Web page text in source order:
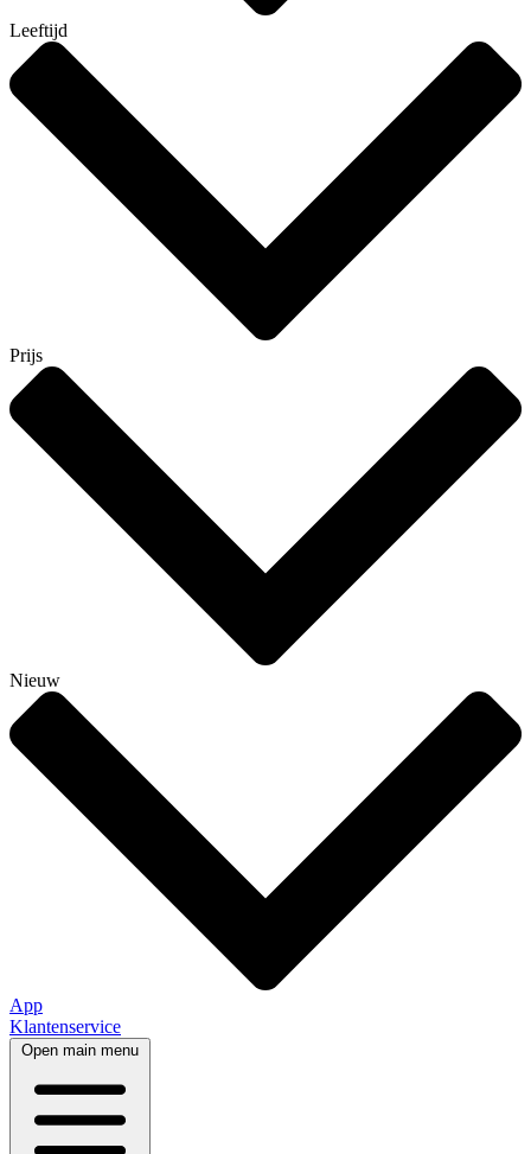
Leeftijd
Prijs
Nieuw
App
Klantenservice
Open main menu